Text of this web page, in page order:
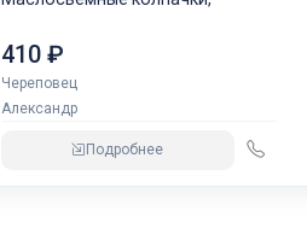
410 ₽
Череповец
Александр
Подробнее